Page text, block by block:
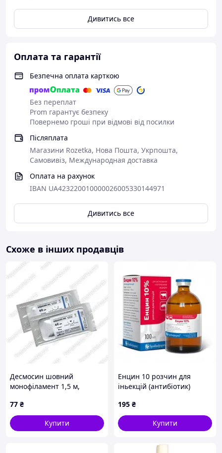
Дивитись все
Оплата та гарантії
Безпечна оплата карткою
Без переплат
Prom гарантує безпеку
Повернемо гроші при відмові від посилки
Післяплата
Магазини Rozetka, Нова Пошта, Укрпошта,
Самовивіз, Международная доставка
Оплата на рахунок
IBAN UA423220010000026005330144971
Дивитись все
Схоже в інших продавців
Десмосин шовний
монофіламент 1,5 м,
77 ₴
Купити
Енцин 10 розчин для
іньекцій (антибіотик)
195 ₴
Купити